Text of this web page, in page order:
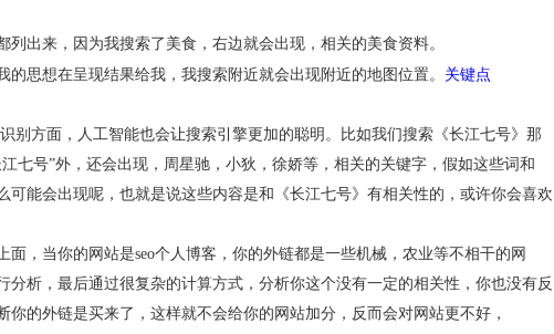
出来，因为我搜索了美食，右边就会出现，相关的美食资料。
思想在呈现结果给我，我搜索附近就会出现附近的地图位置。 关键点
方面，人工智能也会让搜索引擎更加的聪明。比如我们搜索《长江七号》那
七号”外，还会出现，周星驰，小狄，徐娇等，相关的关键字，假如这些词和
可能会出现呢，也就是说这些内容是和《长江七号》有相关性的，或许你会喜欢
，当你的网站是seo个人博客，你的外链都是一些机械，农业等不相干的网
分析，最后通过很复杂的计算方式，分析你这个没有一定的相关性，你也没有反
你的外链是买来了，这样就不会给你的网站加分，反而会对网站更不好，